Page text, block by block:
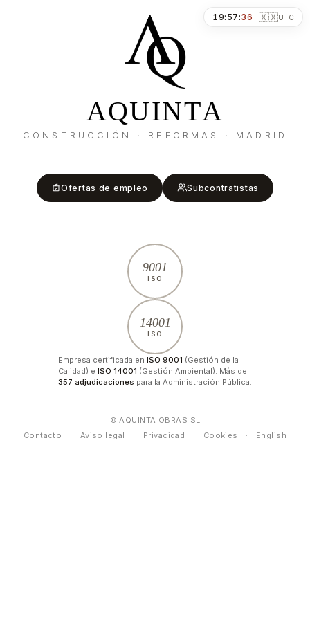
AQUINTA
CONSTRUCCIÓN · REFORMAS · MADRID
Ofertas de empleo Subcontratistas
9001
ISO
14001
ISO
Empresa certificada en ISO 9001 (Gestión de la
Calidad) e ISO 14001 (Gestión Ambiental). Más de
357 adjudicaciones para la Administración Pública.
© AQUINTA OBRAS SL
Contacto
· Aviso legal · Privacidad · Cookies · English
19: 57:36 🇽🇽UTC